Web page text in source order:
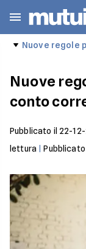
Nuove regole
Nuove
conto
Pubblicato il 22-
lettura |Pubblicato